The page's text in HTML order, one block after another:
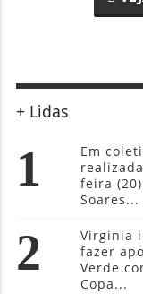
+ Lidas
1
Em
feira
Soares...
2
Virginia
fazer
Verde
Copa...